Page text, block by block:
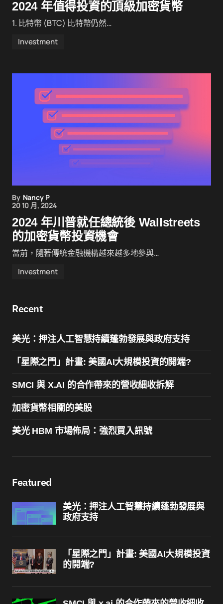
2024 年值得投資的頂級加密貨幣
1. 比特幣 (BTC) 比特幣仍然…
Investment
By Nancy P
20 10 月, 2024
2024 年川普就任總統後 Wallstreets
的加密貨幣投資機會
當前，隨著傳統金融機構越來越多地參與…
Investment
Recent
美光：押注人工智慧持續蓬勃發展與政府支持
「星際之門」計畫: 美國AI大規模投資的開端?
SMCI 與 X.AI 的合作帶來的營收細收拆解
加密貨幣相關的美股
美光 HBM 市場佈局：強烈買入訊號
Featured
美光：押注人工智慧持續蓬勃發展與
政府支持
「星際之門」計畫: 美國AI大規模投資
的開端?